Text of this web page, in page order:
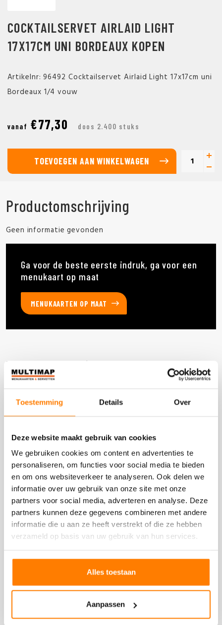
Toestemming Details Over
Deze website maakt gebruik van cookies
We gebruiken cookies om content en advertenties te
personaliseren, om functies voor social media te bieden
en om ons websiteverkeer te analyseren. Ook delen we
informatie over uw gebruik van onze site met onze
partners voor social media, adverteren en analyse. Deze
partners kunnen deze gegevens combineren met andere
informatie die u aan ze heeft verstrekt of die ze hebben
verzameld op basis van uw gebruik van hun services.
Alles toestaan
Aanpassen
COCKTAILSERVET AIRLAID LIGHT
17X17CM UNI BORDEAUX KOPEN
Artikelnr: 96492 Cocktailservet Airlaid Light 17x17cm uni
Bordeaux 1/4 vouw
vanaf €77,30 doos 2.400 stuks
TOEVOEGEN AAN WINKELWAGEN
Productomschrijving
Geen informatie gevonden
Ga voor de beste eerste indruk, ga voor een
menukaart op maat
MENUKAARTEN OP MAAT
Deze producten heb je eerder bekeken
DOOS 2.400 STUKS